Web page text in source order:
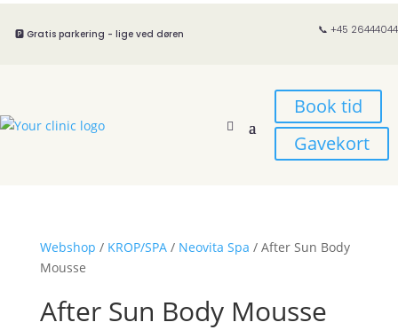
🅿️ Gratis parkering - lige ved døren 📞 +45 26444044
Book tid
Gavekort
Webshop / KROP/SPA/ Neovita Spa / After Sun Body
Mousse
After Sun Body Mousse